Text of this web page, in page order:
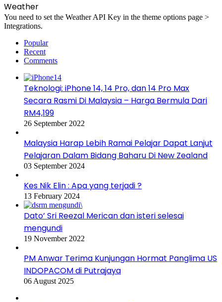
Weather
You need to set the Weather API Key in the theme options page >
Integrations.
Popular
Recent
Comments
Teknologi: iPhone 14, 14 Pro, dan 14 Pro Max
Secara Rasmi Di Malaysia – Harga Bermula Dari
RM4,199
26 September 2022
Malaysia Harap Lebih Ramai Pelajar Dapat Lanjut
Pelajaran Dalam Bidang Baharu Di New Zealand
03 September 2024
Kes Nik Elin : Apa yang terjadi ?
13 February 2024
Dato’ Sri Reezal Merican dan isteri selesai
mengundi
19 November 2022
PM Anwar Terima Kunjungan Hormat Panglima US
INDOPACOM di Putrajaya
06 August 2025